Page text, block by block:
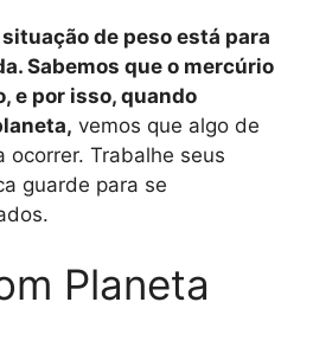
de peso está para
Sabemos que o mercúrio
e por isso, quando
vemos que algo de
ocorrer. Trabalhe seus
guarde para se
Planeta